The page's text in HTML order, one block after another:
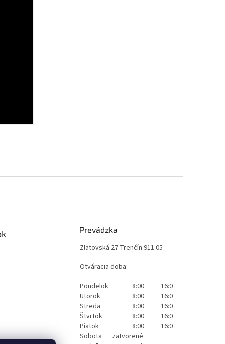
Prevádzka
Zlatovská 27 Trenčín 911 05
Otváracia doba:
Pondelok
8:00
16:00
Utorok
8:00
16:00
Streda
8:00
16:00
Štvrtok
8:00
16:00
Piatok
8:00
16:00
Sobota
zatvorené